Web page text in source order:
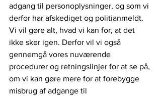
adgang til personoplysninger, og som vi
derfor har afskediget og politianmeldt.
Vi vil gøre alt, hvad vi kan for, at det
ikke sker igen. Derfor vil vi også
gennemgå vores nuværende
procedurer og retningslinjer for at se på,
om vi kan gøre mere for at forebygge
misbrug af adgange til